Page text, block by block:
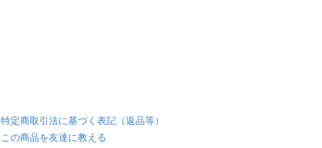
特定商取引法に基づく表記（返品等）
この商品を友達に教える